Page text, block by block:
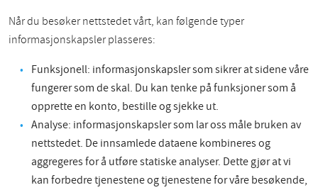
Når du besøker nettstedet vårt, kan følgende typer
informasjonskapsler plasseres:
Funksjonell: informasjonskapsler som sikrer at sidene våre
fungerer som de skal. Du kan tenke på funksjoner som å
opprette en konto, bestille og sjekke ut.
Analyse: informasjonskapsler som lar oss måle bruken av
nettstedet. De innsamlede dataene kombineres og
aggregeres for å utføre statiske analyser. Dette gjør at vi
kan forbedre tjenestene og tjenestene for våre besøkende,